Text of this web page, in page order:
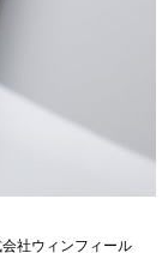
社ウィンフィール